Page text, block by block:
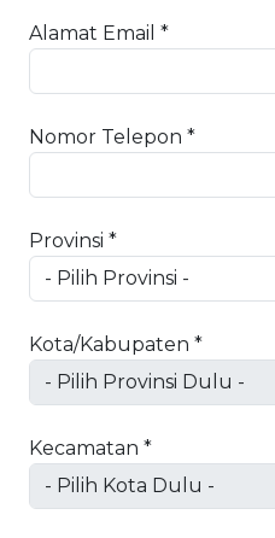
Alamat Email *
Nomor Telepon *
Provinsi *
Kota/Kabupaten *
Kecamatan *